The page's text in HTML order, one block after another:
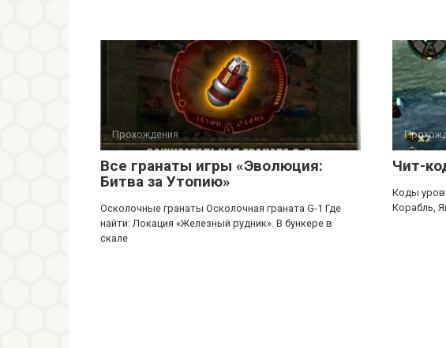
Прохождения
Все гранаты игры «Эволюция:
Битва за Утопию»
Осколочные гранаты Осколочная граната G-1 Где
найти: Локация «Железный рудник». В бункере в
скале
Чит-
Коды
Корабль,